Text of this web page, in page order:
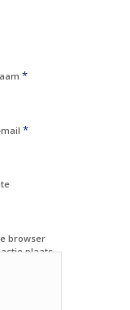
*
mail *
browser
plaats.